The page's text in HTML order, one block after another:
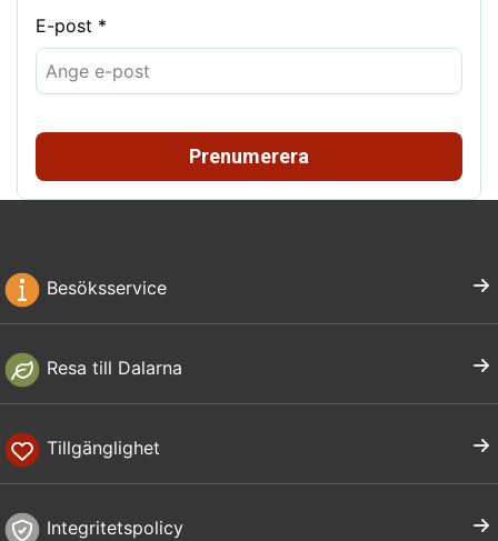
E-post *
Prenumerera
Besöksservice
Resa till Dalarna
Tillgänglighet
Integritetspolicy